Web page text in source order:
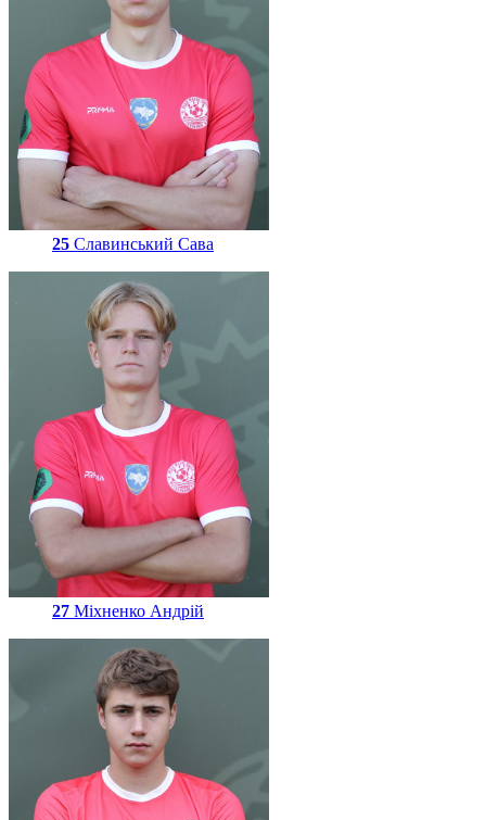
25 Славинський Сава
27 Міхненко Андрій